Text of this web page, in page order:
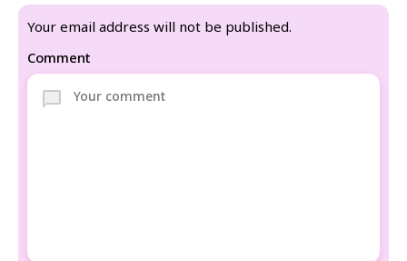
Your email address will not be published.
Comment